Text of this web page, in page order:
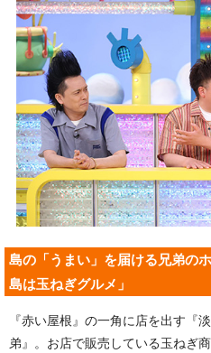
島の「うまい」を届ける兄弟の
島は玉ねぎグルメ」
『赤い屋根』の一角に店を出す『
弟』。お店で販売している玉ねぎ